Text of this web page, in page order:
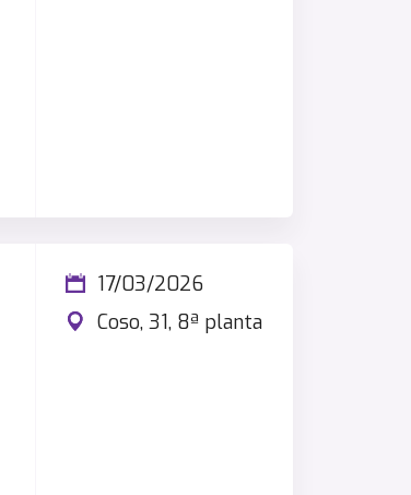
17/03/2026
Coso, 31, 8ª planta